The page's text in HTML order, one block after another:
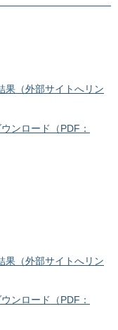
果（外部サイトへリン
ンロード（PDF：
果（外部サイトへリン
ンロード（PDF：